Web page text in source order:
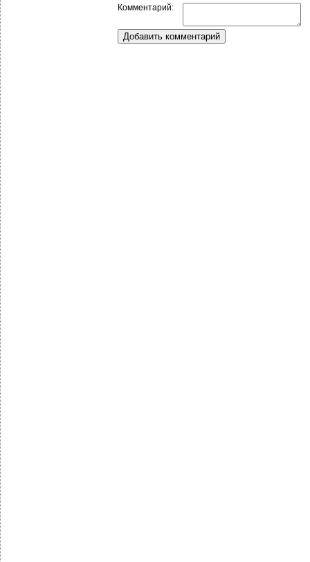
Комментарий: